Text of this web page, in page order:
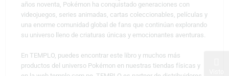
años noventa, Pokémon ha conquistado generaciones con
videojuegos, series animadas, cartas coleccionables, películas y
una enorme comunidad global de fans que continúan explorando
su universo lleno de criaturas únicas y emocionantes aventuras.
En TEMPLO, puedes encontrar este libro y muchos más
productos del universo Pokémon en nuestras tiendas físicas y